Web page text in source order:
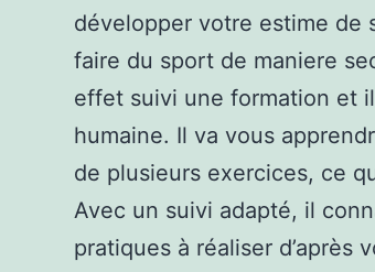
développer votre estime de
faire du sport de maniere
effet suivi une formation et
humaine. Il va vous
de plusieurs exercices, ce
Avec un suivi adapté, il
pratiques à réaliser d’après